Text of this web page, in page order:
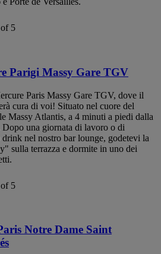
5
Parigi Massy Gare TGV
Paris Massy Gare TGV, dove il
cura di voi! Situato nel cuore del
Massy Atlantis, a 4 minuti a piedi dalla
una giornata di lavoro o di
nel nostro bar lounge, godetevi la
sulla terrazza e dormite in uno dei
5
Notre Dame Saint